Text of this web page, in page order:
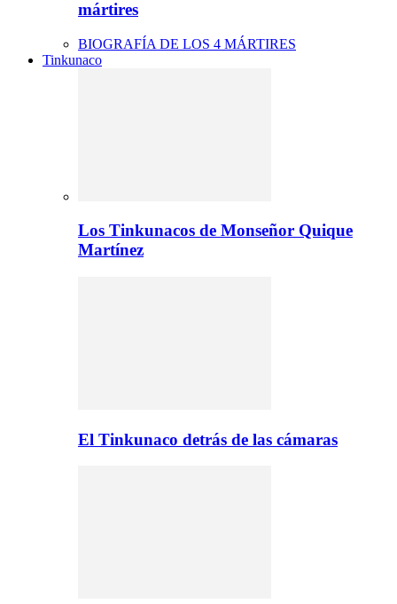
mártires
BIOGRAFÍA DE LOS 4 MÁRTIRES
Tinkunaco
Los Tinkunacos de Monseñor Quique
Martínez
El Tinkunaco detrás de las cámaras